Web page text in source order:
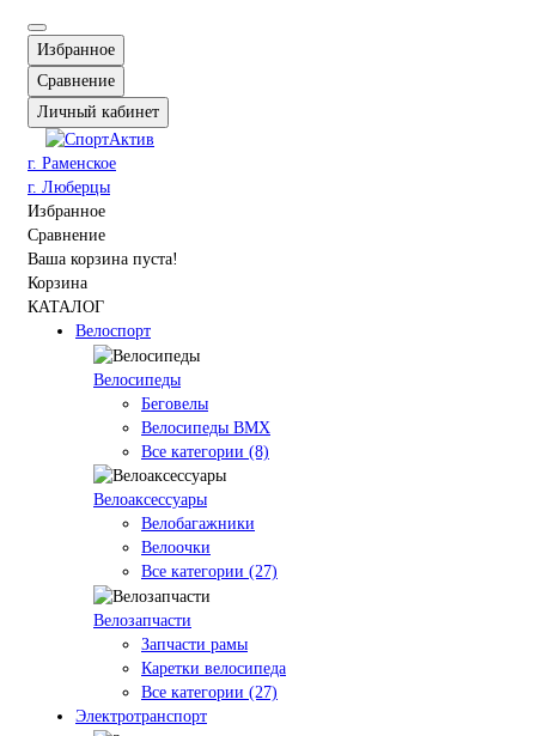
Избранное
Сравнение
Личный кабинет
г. Раменское
г. Люберцы
Избранное
Сравнение
Ваша корзина пуста!
Корзина
КАТАЛОГ
Велоспорт
Велосипеды
Беговелы
Велосипеды BMX
Все категории (8)
Велоаксессуары
Велобагажники
Велоочки
Все категории (27)
Велозапчасти
Запчасти рамы
Каретки велосипеда
Все категории (27)
Электротранспорт